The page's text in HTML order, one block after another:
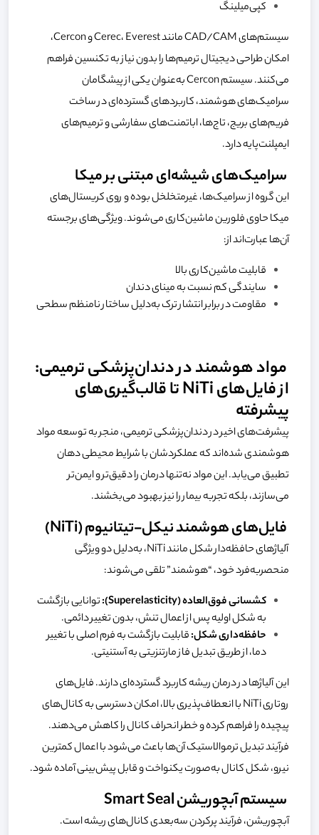
کپی‌میلینگ
سیستم‌های CAD/CAM مانند Cerec، Everest و Cercon،
امکان طراحی دیجیتال ترمیم‌ها را بدون نیاز به تکنسین فراهم
می‌کنند. سیستم Cercon به‌عنوان یکی از پیشگامان
سرامیک‌های هوشمند، کاربردهای گسترده‌ای در ساخت
فریم‌های بریج، تاج‌ها، اباتمنت‌های سفارشی و ترمیم‌های
ایمپلنت‌پایه دارد.
سرامیک‌های شیشه‌ای مبتنی بر میکا
این گروه از سرامیک‌ها، غیرمتخلخل بوده و روی کریستال‌های
میکا حاوی فلورین ماشین‌کاری می‌شوند. ویژگی‌های برجسته
آن‌ها عبارت‌اند از:
قابلیت ماشین‌کاری بالا
سایندگی کم نسبت به مینای دندان
مقاومت در برابر انتشار ترک به‌دلیل ساختار نامنظم سطحی
مواد هوشمند در دندان‌پزشکی ترمیمی:
از فایل‌های NiTi تا قالب‌گیری‌های
پیشرفته
پیشرفت‌های اخیر در دندان‌پزشکی ترمیمی، منجر به توسعه مواد
هوشمندی شده‌اند که عملکردشان با شرایط محیطی دهان
تطبیق می‌یابد. این مواد نه‌تنها درمان را دقیق‌تر و ایمن‌تر
می‌سازند، بلکه تجربه بیمار را نیز بهبود می‌بخشند.
فایل‌های هوشمند نیکل-تیتانیوم (NiTi)
آلیاژهای حافظه‌دار شکل مانند NiTi، به‌دلیل دو ویژگی
منحصربه‌فرد خود، “هوشمند” تلقی می‌شوند:
کشسانی فوق‌العاده (Superelasticity):
توانایی بازگشت
به شکل اولیه پس از اعمال تنش، بدون تغییر دائمی.
حافظه‌داری شکل:قابلیت بازگشت به فرم اصلی با تغییر
دما، از طریق تبدیل فاز مارتنزیتی به آستنیتی.
این آلیاژها در درمان ریشه کاربرد گسترده‌ای دارند. فایل‌های
روتاری NiTi با انعطاف‌پذیری بالا، امکان دسترسی به کانال‌های
پیچیده را فراهم کرده و خطر انحراف کانال را کاهش می‌دهند.
فرآیند تبدیل ترموالاستیک آن‌ها باعث می‌شود با اعمال کمترین
نیرو، شکل کانال به‌صورت یکنواخت و قابل پیش‌بینی آماده شود.
سیستم آبچوریشن Smart Seal
آبچوریشن، فرآیند پرکردن سه‌بعدی کانال‌های ریشه است.